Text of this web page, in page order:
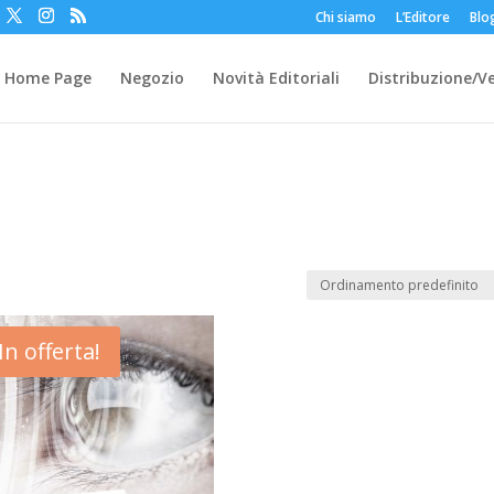
Chi siamo L’Editore
Home Page Negozio Novità Editoriali Distribuzione/
In offerta!